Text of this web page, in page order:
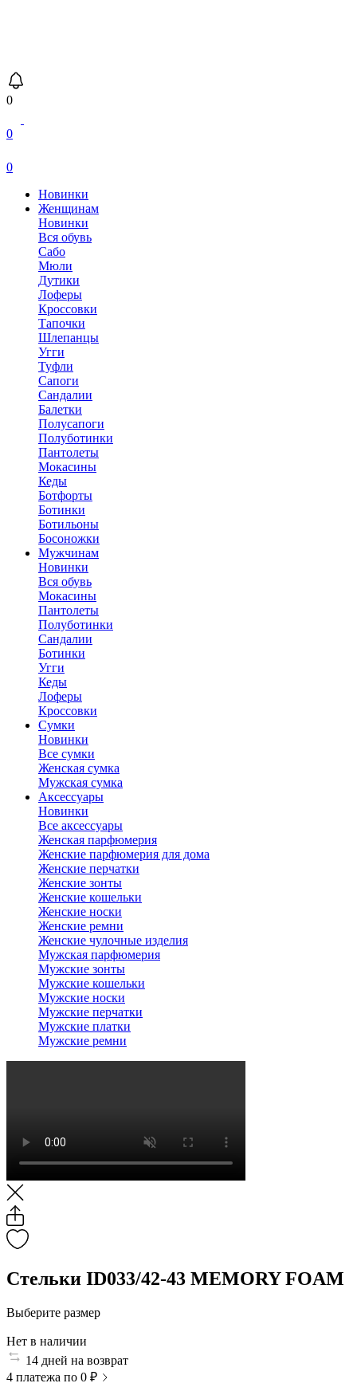
0
0
0
Новинки
Женщинам
Новинки
Вся обувь
Сабо
Мюли
Дутики
Лоферы
Кроссовки
Тапочки
Шлепанцы
Угги
Туфли
Сапоги
Сандалии
Балетки
Полусапоги
Полуботинки
Пантолеты
Мокасины
Кеды
Ботфорты
Ботинки
Ботильоны
Босоножки
Мужчинам
Новинки
Вся обувь
Мокасины
Пантолеты
Полуботинки
Сандалии
Ботинки
Угги
Кеды
Лоферы
Кроссовки
Сумки
Новинки
Все сумки
Женская сумка
Мужская сумка
Аксессуары
Новинки
Все аксессуары
Женская парфюмерия
Женские парфюмерия для дома
Женские перчатки
Женские зонты
Женские кошельки
Женские носки
Женские ремни
Женские чулочные изделия
Мужская парфюмерия
Мужские зонты
Мужские кошельки
Мужские носки
Мужские перчатки
Мужские платки
Мужские ремни
Стельки ID033/42-43 MEMORY FOAM
Выберите размер
Нет в наличии
14 дней на возврат
4 платежа по 0 ₽